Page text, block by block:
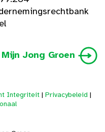
Mijn Jong Groen
Integriteit | Privacybeleid |